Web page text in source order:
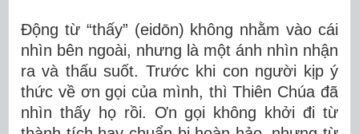
Động từ “thấy” (eidōn) không nhằm vào cái
nhìn bên ngoài, nhưng là một ánh nhìn nhận
ra và thấu suốt. Trước khi con người kịp ý
thức về ơn gọi của mình, thì Thiên Chúa đã
nhìn thấy họ rồi. Ơn gọi không khởi đi từ